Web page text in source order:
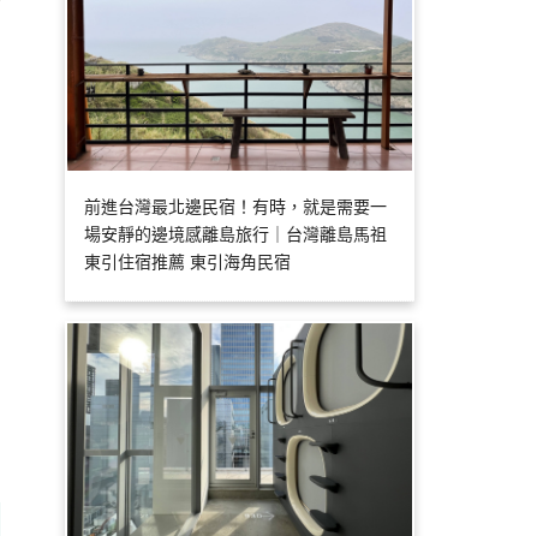
前進台灣最北邊民宿！有時，就是需要一
場安靜的邊境感離島旅行｜台灣離島馬祖
東引住宿推薦 東引海角民宿